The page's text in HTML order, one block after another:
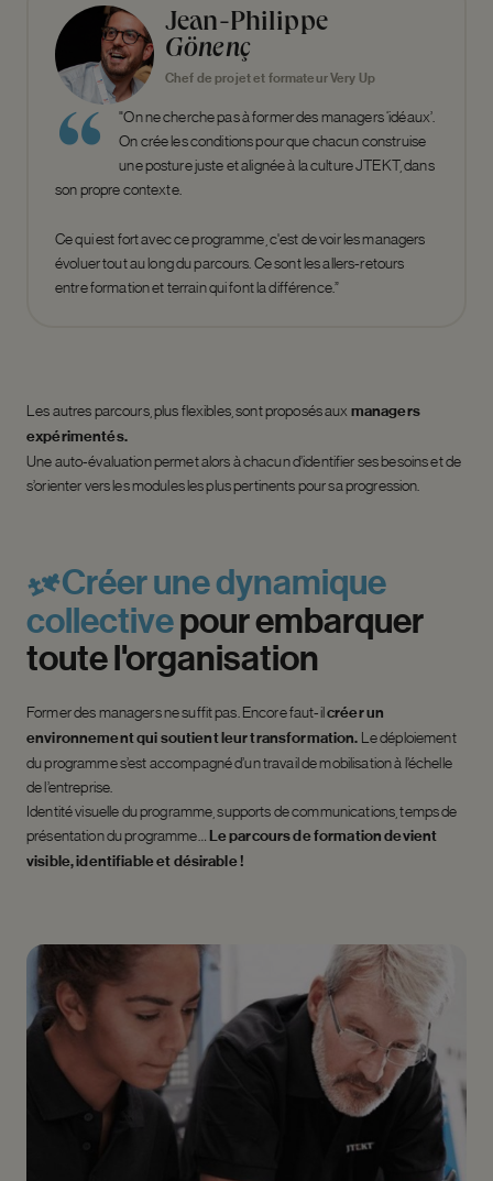
Jean-Philippe
Gönenç
Chef de projet et formateur Very Up
"On ne cherche pas à former des managers ‘idéaux’.
On crée les conditions pour que chacun construise
une posture juste et alignée à la culture JTEKT, dans
son propre contexte.
Ce qui est fort avec ce programme, c'est de voir les managers
évoluer tout au long du parcours. Ce sont les allers-retours
entre formation et terrain qui font la différence.”
Les autresparcours, plus flexibles, sont proposés aux managers
expérimentés.
Une auto-évaluation permetalorsà chacun d’identifier ses besoins et de
s’orienter vers les modules les plus pertinents pour sa progression.
Créerunedynamique
collectivepourembarquer
toutel'organisation
Former des managers ne suffit pas. Encore faut-ilcréer un
environnement qui soutient leur transformation. Le déploiement
du programme s’est accompagné d’un travail de mobilisation à l’échelle
de l’entreprise.
Identité visuelle du programme, supports de communications, temps de
présentation du programme…Le parcours de formation devient
visible, identifiable et désirable !